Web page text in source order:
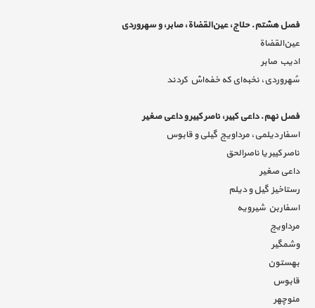
فصل هشتم. حلاج، عین‌القضاة، صابر، و سهروردی
عین‌القضاة
ادیب صابر
سُهروردی، نخبه‌ای که خفه‌اش کردند
فصل نهم. داعی کبیر، ناصر کبیر و داعی صغیر
اسفار دیلمی، مرداویج گیلی و قابوس
ناصر کبیر یا ناصرالحق
داعی صغیر
رستاخیز گیل و دیلم
اسفاربن شیرویه
مرداویج
وشمگیر
بهستون
قابوس
منوچهر